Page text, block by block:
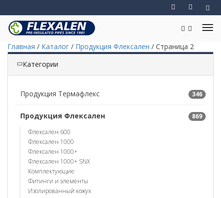
Главная / Каталог / Продукция Флексален / Страница 2
Категории
Продукция Термафлекс 346
Продукция Флексален
869
Флексален 600
Флексален 1000
Флексален 1000+
Флексален 1000+ SNX
Комплектующие
Фитинги и элементы
Изолированный кожух